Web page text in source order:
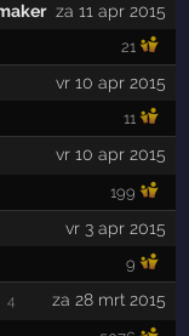
za 11 apr 2015
21
vr 10 apr 2015
11
vr 10 apr 2015
199
vr 3 apr 2015
9
4 za 28 mrt 2015